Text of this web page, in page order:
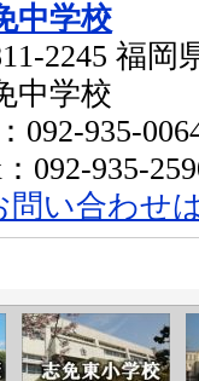
中学校
2245 福岡
中学校
092-935-
092-935-
問い合わせ